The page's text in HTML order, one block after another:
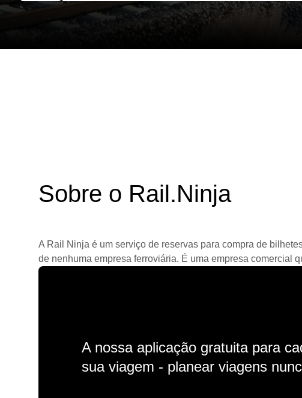
Sobre o Rail.Ninja
A Rail Ninja é um serviço de reservas para compra de
de nenhuma empresa ferroviária. É uma empresa comercial
A nossa aplicação gratuita para
sua viagem - planear viagens